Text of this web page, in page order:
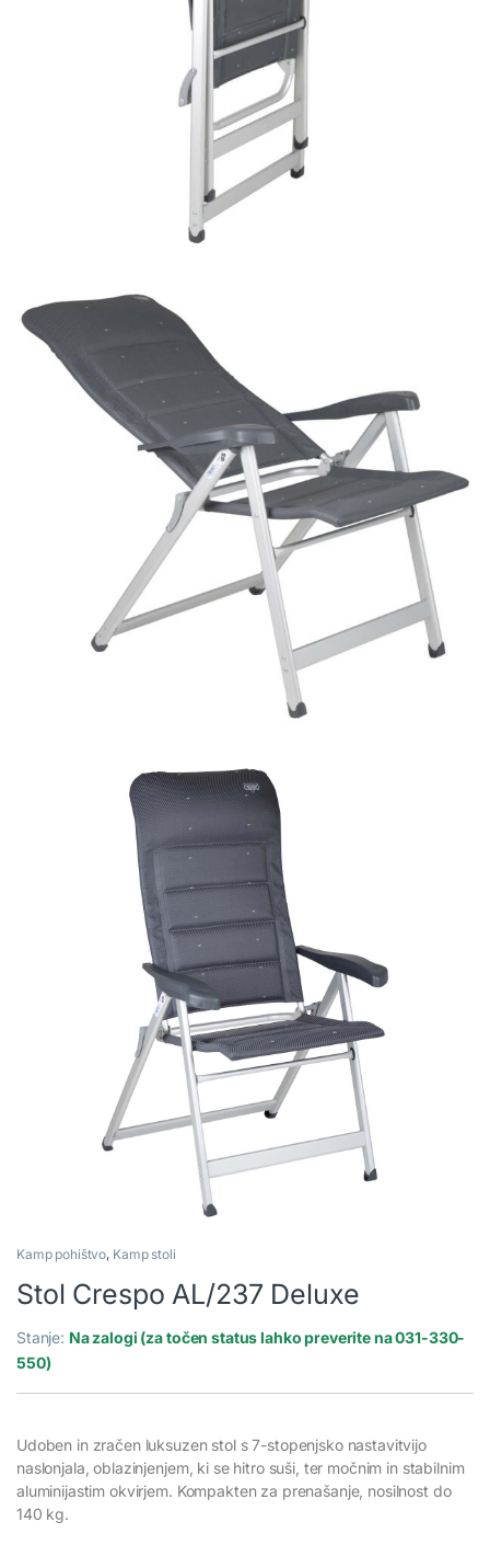
Kamp pohištvo, Kamp stoli
Stol Crespo AL/237 Deluxe
Stanje: Na zalogi (za točen status lahko preverite na 031-330-
550)
Udoben in zračen luksuzen stol s 7-stopenjsko nastavitvijo
naslonjala, oblazinjenjem, ki se hitro suši, ter močnim in stabilnim
aluminijastim okvirjem. Kompakten za prenašanje, nosilnost do
140 kg.